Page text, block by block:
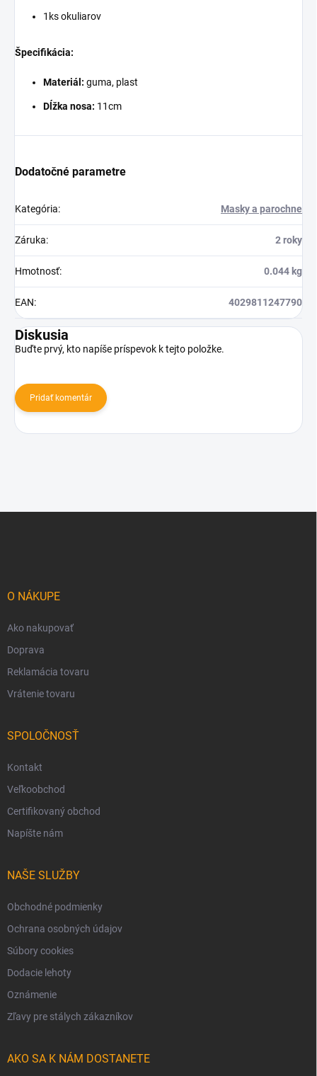
1ks okuliarov
Špecifikácia:
Materiál: guma, plast
Dĺžka nosa: 11cm
Dodatočné parametre
Kategória: Masky a parochne
Záruka: 2 roky
Hmotnosť: 0.044 kg
EAN: 4029811247790
Diskusia
Buďte prvý, kto napíše príspevok k tejto položke.
Pridať komentár
O NÁKUPE
Ako nakupovať
Doprava
Reklamácia tovaru
Vrátenie tovaru
SPOLOČNOSŤ
Kontakt
Veľkoobchod
Certifikovaný obchod
Napíšte nám
NAŠE SLUŽBY
Obchodné podmienky
Ochrana osobných údajov
Súbory cookies
Dodacie lehoty
Oznámenie
Zľavy pre stálych zákazníkov
AKO SA K NÁM DOSTANETE